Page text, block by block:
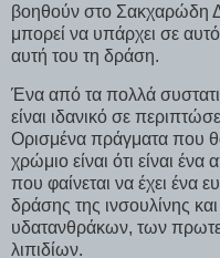
βοηθούν στο Σακχαρώδη
μπορεί να υπάρχει σε
αυτή του τη δράση.
Ένα από τα πολλά
είναι ιδανικό σε
Ορισμένα πράγματα που
χρώμιο είναι ότι είναι ένα
που φαίνεται να έχει ένα
δράσης της ινσουλίνης
υδατανθράκων, των
λιπιδίων.